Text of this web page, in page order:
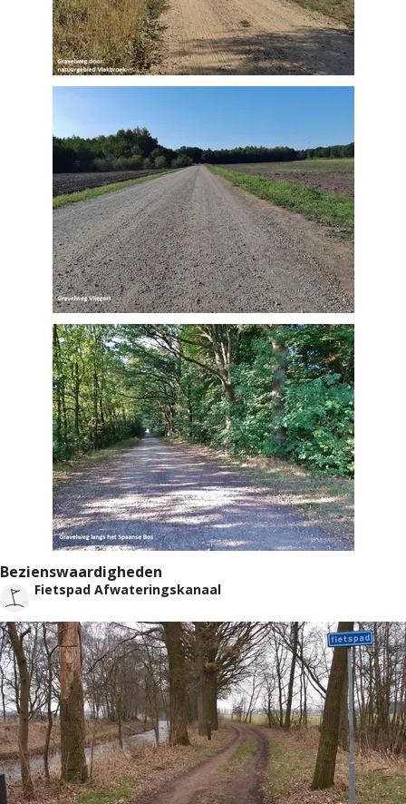
Bezienswaardigheden
Fietspad Afwateringskanaal